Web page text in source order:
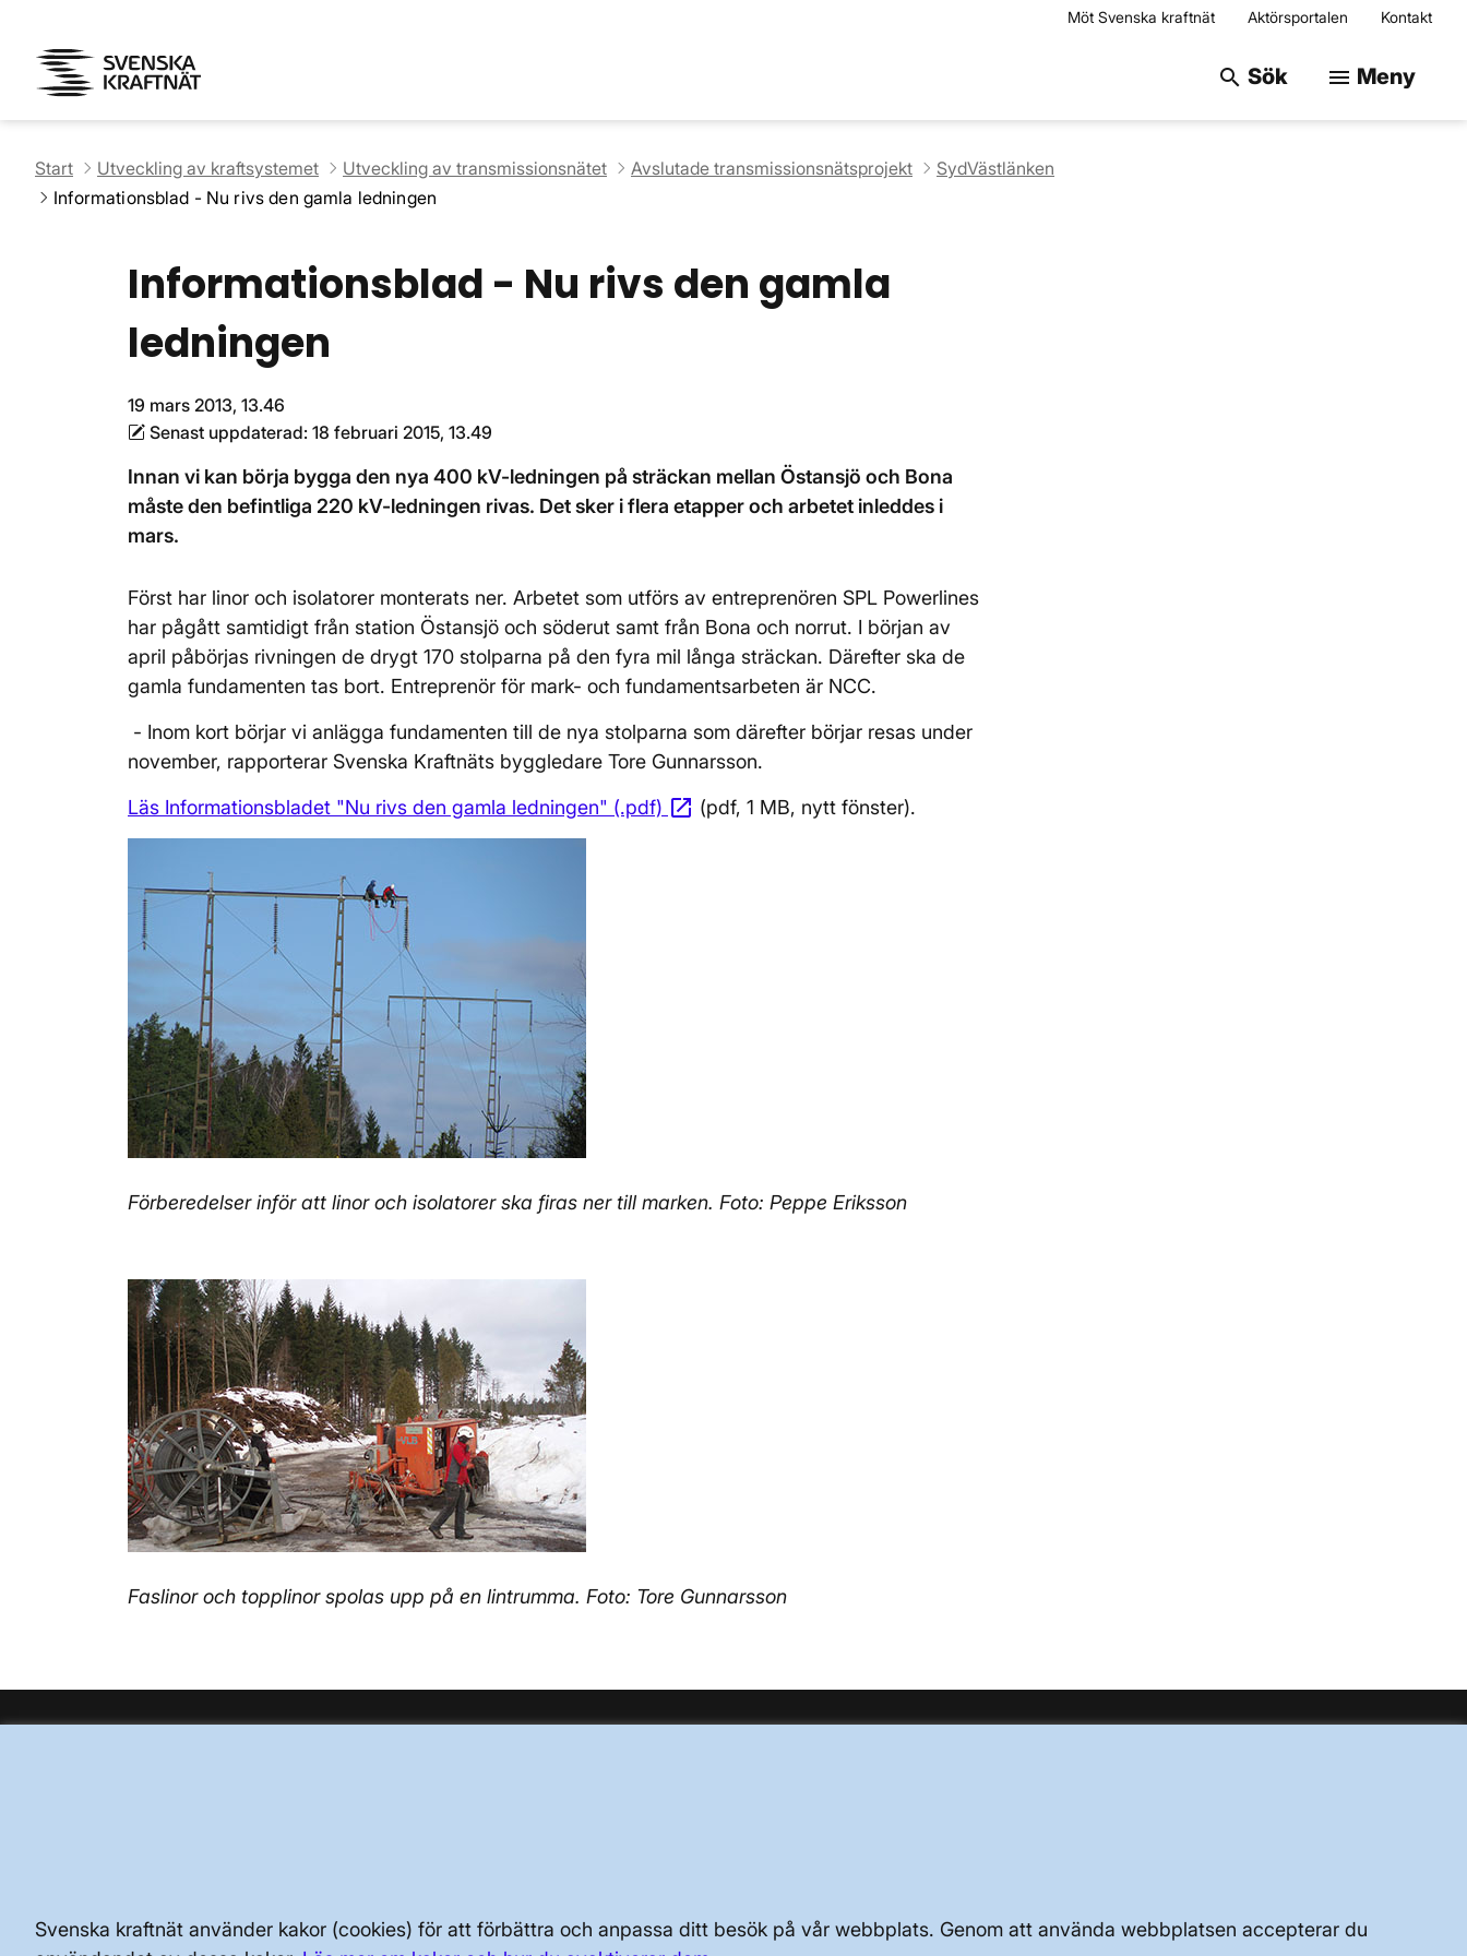
Möt Svenska kraftnät Aktörsportalen Kontakt
search Sök Sök på
menu Meny
Svenska kraftnät använder kakor (cookies) för att förbättra och anpassa ditt besök på vår webbplats. Genom att använda webbplatsen accepterar du
Start Utveckling av kraftsystemet Utveckling av transmissionsnätet Avslutade transmissionsnätsprojekt
SydVästlänken
Informationsblad - Nu rivs den gamla ledningen
Informationsblad - Nu rivs den gamla
ledningen
19 mars 2013, 13.46
Senast uppdaterad: 18 februari 2015, 13.49
Innan vi kan börja bygga den nya 400 kV-ledningen på sträckan mellan Östansjö och Bona
måste den befintliga 220 kV-ledningen rivas. Det sker i flera etapper och arbetet inleddes i
mars.
Först har linor och isolatorer monterats ner. Arbetet som utförs av entreprenören SPL Powerlines
har pågått samtidigt från station Östansjö och söderut samt från Bona och norrut. I början av
april påbörjas rivningen de drygt 170 stolparna på den fyra mil långa sträckan. Därefter ska de
gamla fundamenten tas bort. Entreprenör för mark- och fundamentsarbeten är NCC.
- Inom kort börjar vi anlägga fundamenten till de nya stolparna som därefter börjar resas under
november, rapporterar Svenska Kraftnäts byggledare Tore Gunnarsson.
Läs Informationsbladet "Nu rivs den gamla ledningen" (.pdf) open_in_new Öppnas i nytt fönster
(pdf, 1 MB, nytt fönster).
Förberedelser inför att linor och isolatorer ska firas ner till marken. Foto: Peppe Eriksson
Faslinor och topplinor spolas upp på en lintrumma. Foto: Tore Gunnarsson